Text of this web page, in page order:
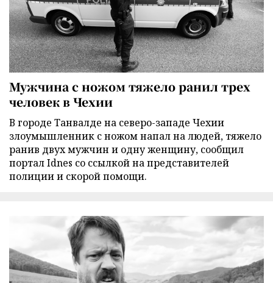
Мужчина с ножом тяжело ранил трех
человек в Чехии
В городе Танвалде на северо-западе Чехии
злоумышленник с ножом напал на людей, тяжело
ранив двух мужчин и одну женщину, сообщил
портал Idnes со ссылкой на представителей
полиции и скорой помощи.